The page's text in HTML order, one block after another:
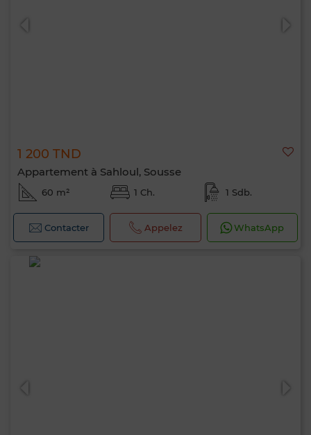
1 200 TND
Appartement à Sahloul, Sousse
60 m² 1 Ch. 1 Sdb.
Contacter Appelez WhatsApp